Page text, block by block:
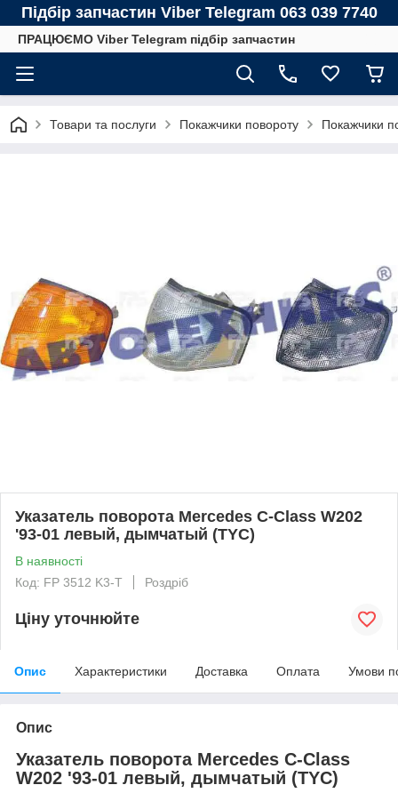
Підбір запчастин Viber Telegram 063 039 7740
ПРАЦЮЄМО Viber Telegram підбір запчастин
Товари та послуги Покажчики повороту Покажчики
Указатель поворота Mercedes C-Class W202
'93-01 левый, дымчатый (TYC)
В наявності
Код: FP 3512 K3-T
Роздріб
Ціну уточнюйте
Опис Характеристики Доставка Оплата Умови
Опис
Указатель поворота Mercedes C-Class
W202 '93-01 левый, дымчатый (TYC)